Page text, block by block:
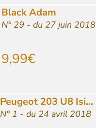
Black Adam
N° 29 - du 27 juin 2018
9,99€
Peugeot 203 U8 Isi...
N° 1 - du 24 avril 2018